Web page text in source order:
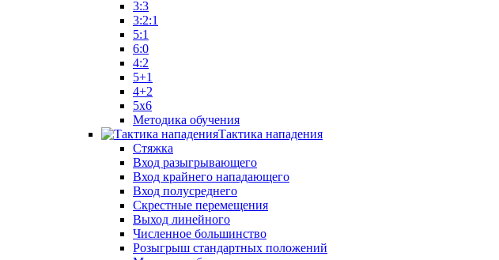
3:3
3:2:1
5:1
6:0
4:2
5+1
4+2
5x6
Методика обучения
Тактика нападения
Стяжка
Вход разыгрывающего
Вход крайнего нападающего
Вход полусреднего
Скрестные перемещения
Выход линейного
Численное большинство
Розыгрыш стандартных положений